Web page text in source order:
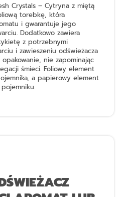
Crystals – Cytryna z miętą
torebkę, która
i gwarantuje jego
Dodatkowo zawiera
z potrzebnymi
i zawieszeniu odświeżacza
nie zapominając
śmieci. Foliowy element
a papierowy element